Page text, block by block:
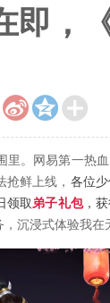
即，

网易第一热血
鲜上线， 各位
领取弟子礼包，
沉浸式体验我在